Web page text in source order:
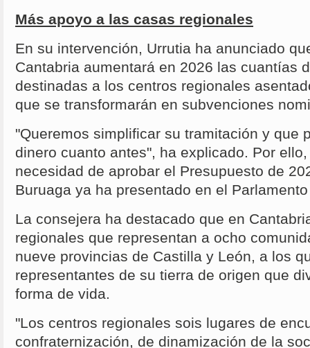
Más apoyo a las casas regionales
En su intervención, Urrutia ha anunciado
Cantabria aumentará en 2026 las cuantías
destinadas a los centros regionales
que se transformarán en subvenciones
"Queremos simplificar su tramitación y que
dinero cuanto antes", ha explicado. Por
necesidad de aprobar el Presupuesto de
Buruaga ya ha presentado en el
La consejera ha destacado que en
regionales que representan a ocho
nueve provincias de Castilla y León, a los
representantes de su tierra de origen que
forma de vida.
"Los centros regionales sois lugares de
confraternización, de dinamización de la